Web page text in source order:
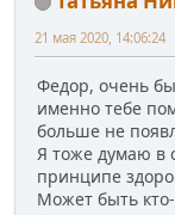
21 мая 2020, 14:06:24
Федор, очень бы
именно тебе
больше не
Я тоже думаю в
принципе
Может быть